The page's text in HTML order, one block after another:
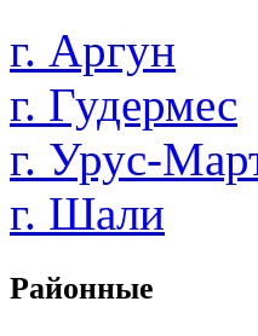
г. Аргун
г. Гудермес
г. Урус-
г. Шали
Районные